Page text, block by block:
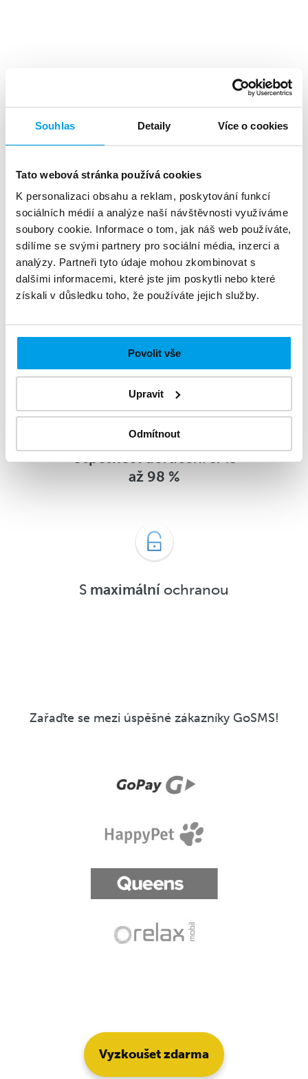
Souhlas Detaily Více o cookies
Tato webová stránka používá cookies
K personalizaci obsahu a reklam, poskytování funkcí
sociálních médií a analýze naší návštěvnosti využíváme
soubory cookie. Informace o tom, jak náš web používáte,
sdílíme se svými partnery pro sociální média, inzerci a
analýzy. Partneři tyto údaje mohou zkombinovat s
dalšími informacemi, které jste jim poskytli nebo které
získali v důsledku toho, že používáte jejich služby.
Povolit vše
Upravit
Odmítnout
Vysoká míranávratnosti
investic
Až 90 %zákazníků SMS zprávu
do 5 minutod doručení
Úspěšnostdoručení SMS
až 98 %
S maximální ochranou
Zařaďte se mezi úspěšné zákazníky GoSMS!
Vyzkoušet zdarma